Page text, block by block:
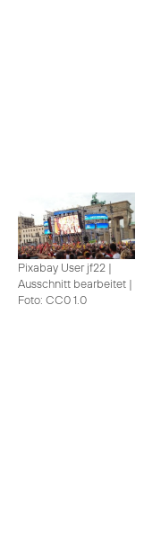
Pixabay User jf22 |
Ausschnitt bearbeitet |
Foto: CC0 1.0